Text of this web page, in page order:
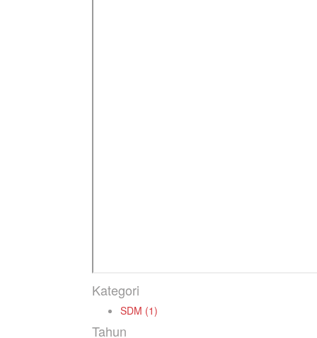
Kategori
SDM (1)
Tahun